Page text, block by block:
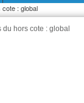
: global
du hors cote : global